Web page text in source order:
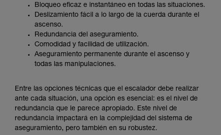
Bloqueo eficaz e instantáneo en todas las situaciones.
Deslizamiento fácil a lo largo de la cuerda durante el
ascenso.
Redundancia del aseguramiento.
Comodidad y facilidad de utilización.
Aseguramiento permanente durante el ascenso y
todas las manipulaciones.
Entre las opciones técnicas que el escalador debe realizar
ante cada situación, una opción es esencial: es el nivel de
redundancia que le parece apropiado. Este nivel de
redundancia impactará en la complejidad del sistema de
aseguramiento, pero también en su robustez.